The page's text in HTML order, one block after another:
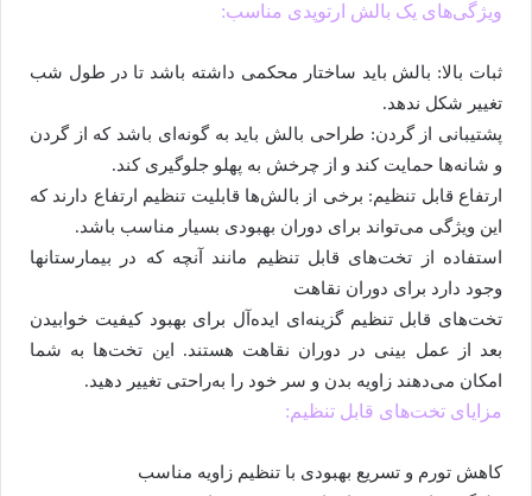
ویژگی‌های یک بالش ارتوپدی مناسب:
ثبات بالا: بالش باید ساختار محکمی داشته باشد تا در طول شب
تغییر شکل ندهد.
پشتیبانی از گردن: طراحی بالش باید به گونه‌ای باشد که از گردن
و شانه‌ها حمایت کند و از چرخش به پهلو جلوگیری کند.
ارتفاع قابل تنظیم: برخی از بالش‌ها قابلیت تنظیم ارتفاع دارند که
این ویژگی می‌تواند برای دوران بهبودی بسیار مناسب باشد.
استفاده از تخت‌های قابل تنظیم مانند آنچه که در بیمارستانها
وجود دارد برای دوران نقاهت
تخت‌های قابل تنظیم گزینه‌ای ایده‌آل برای بهبود کیفیت خوابیدن
بعد از عمل بینی در دوران نقاهت هستند. این تخت‌ها به شما
امکان می‌دهند زاویه بدن و سر خود را به‌راحتی تغییر دهید.
مزایای تخت‌های قابل تنظیم:
کاهش تورم و تسریع بهبودی با تنظیم زاویه مناسب